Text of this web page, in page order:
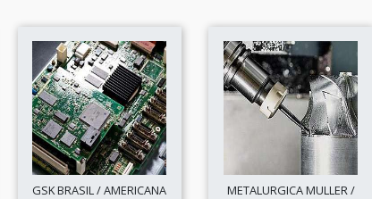
GSK BRASIL / AMERICANA
METALURGICA MULLER /